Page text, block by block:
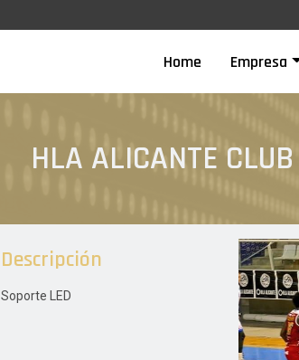
Home (current)
Empresa
HLA ALICANTE
Descripción
Soporte LED